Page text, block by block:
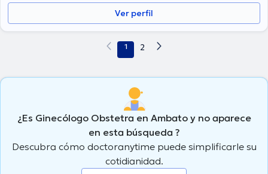
Ver perfil
1 2
¿Es Ginecólogo Obstetra en Ambato y no aparece
en esta búsqueda ?
Descubra cómo doctoranytime puede simplificarle su
cotidianidad.